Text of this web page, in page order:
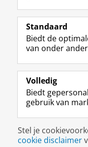
Volg de
Studiekiezers
Alumni
Over ons
Disclaimer &
Standaard
Biedt de
van onder
Volledig
Biedt
gebruik van
Stel je
cookie disclaimer